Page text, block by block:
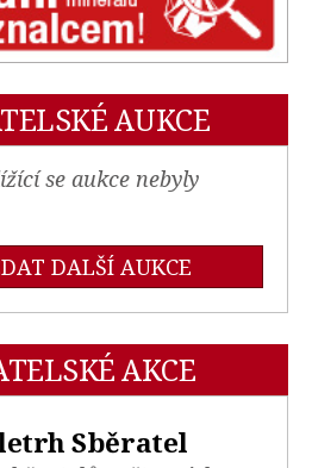
AUKCE
se aukce nebyly
DALŠÍ AUKCE
AKCE
Sběratel